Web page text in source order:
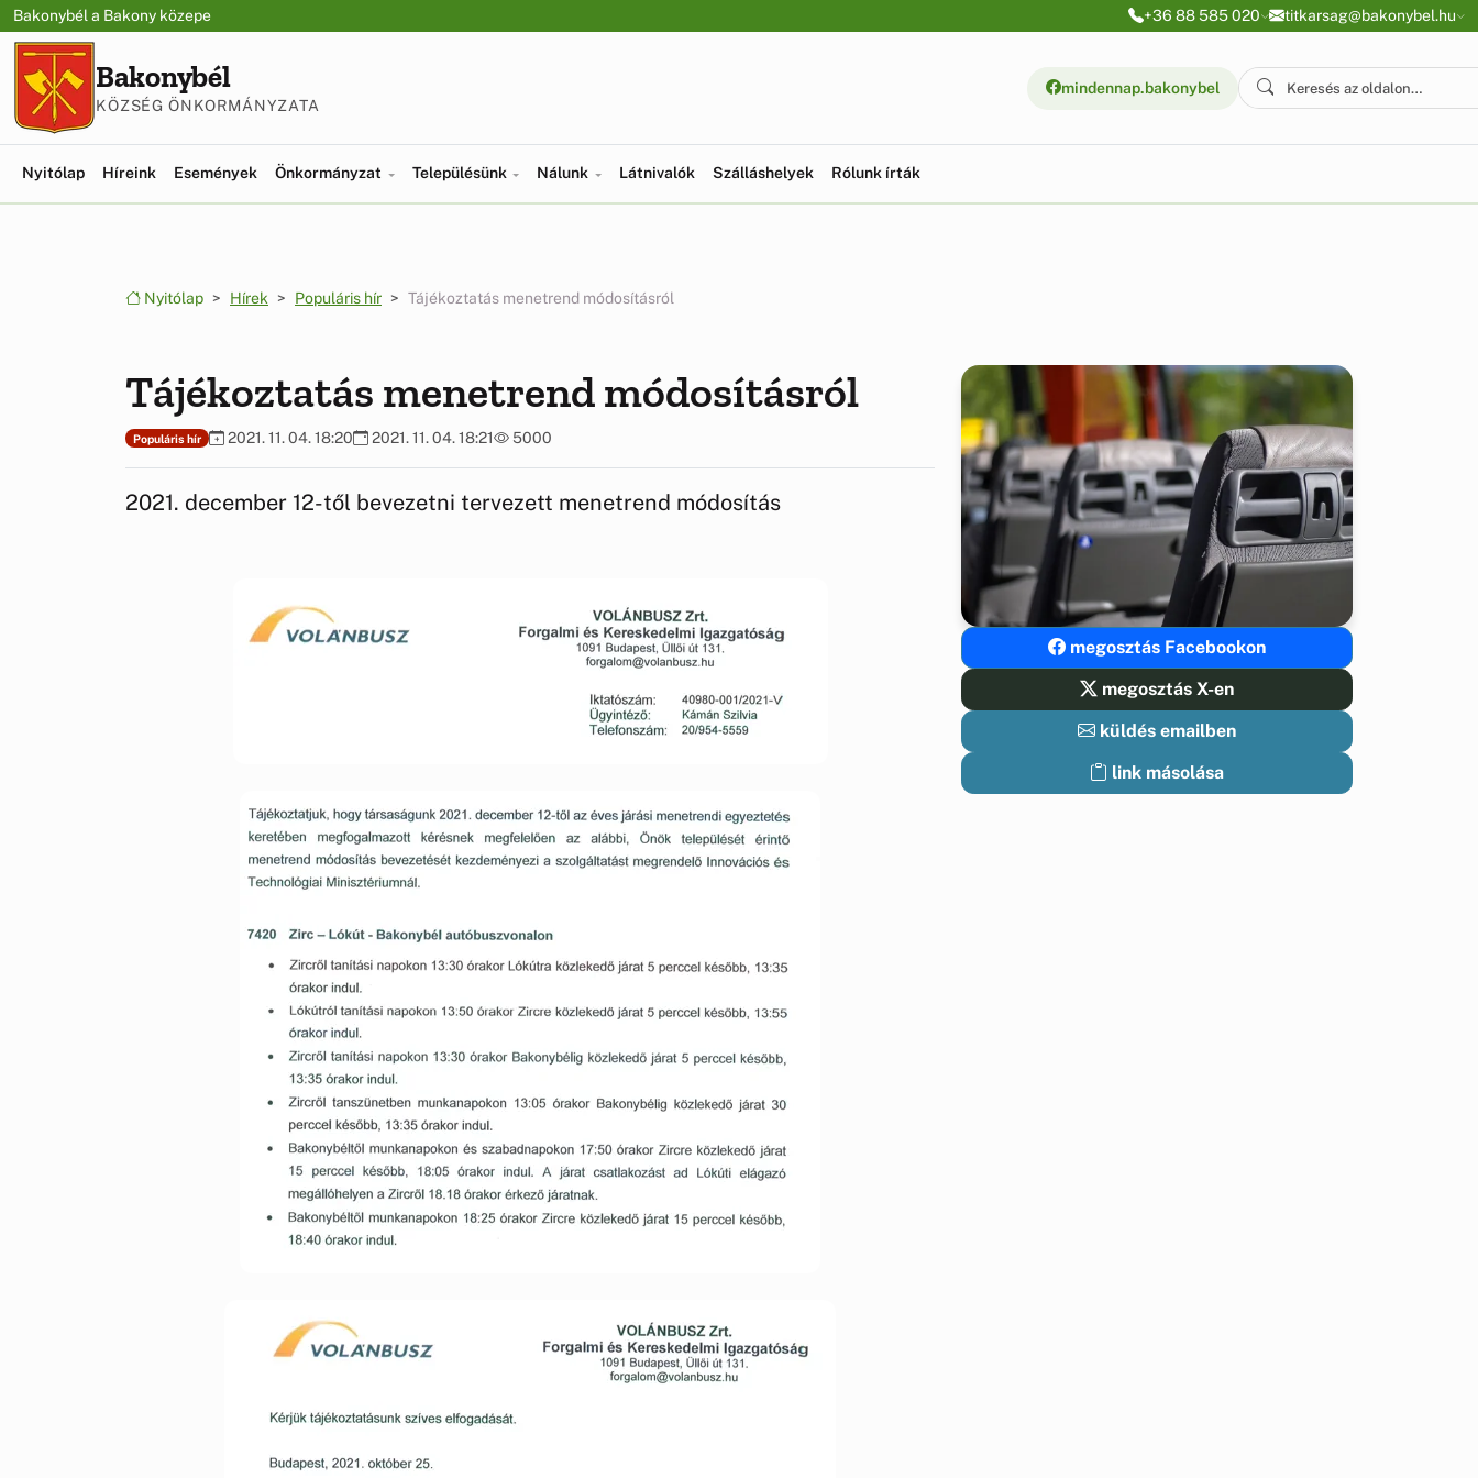
Ugrás a menüre
Ugrás a tartalomra
Bakonybél a Bakony közepe +36 88 585 020 titkarsag@bakonybel.hu
Bakonybél
KÖZSÉG ÖNKORMÁNYZATA
mindennap.bakonybel
Nyitólap Híreink Események Önkormányzat Településünk Nálunk Látnivalók Szálláshelyek Rólunk írták
Nyitólap Hírek Populáris hír Tájékoztatás menetrend módosításról
Tájékoztatás menetrend módosításról
Populáris hír 2021. 11. 04. 18:20 2021. 11. 04. 18:21 5000
2021. december 12-től bevezetni tervezett menetrend módosítás
megosztás Facebookon
megosztás X-en
küldés emailben
link másolása